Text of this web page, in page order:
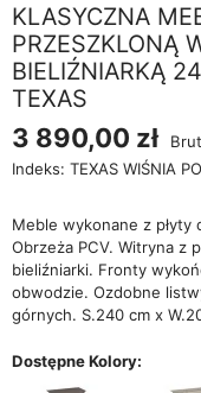
KLASYCZNA
PRZESZKLONĄ
BIELIŹNIARKĄ
TEXAS
3 890,00 zł
Indeks: TEXAS WIŚNIA
Meble wykonane z płyty
Obrzeża PCV. Witryna z
bieliźniarki. Fronty
obwodzie. Ozdobne
górnych. S.240 cm x
Dostępne Kolory: